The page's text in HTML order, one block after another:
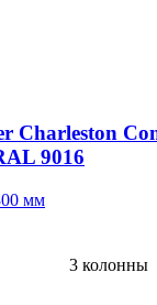
Charleston
9016
мм
3 колонны